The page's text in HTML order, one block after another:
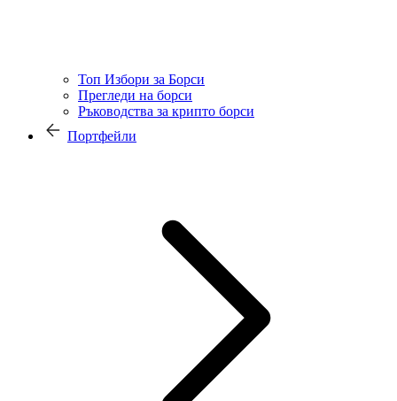
Топ Избори за Борси
Прегледи на борси
Ръководства за крипто борси
Портфейли